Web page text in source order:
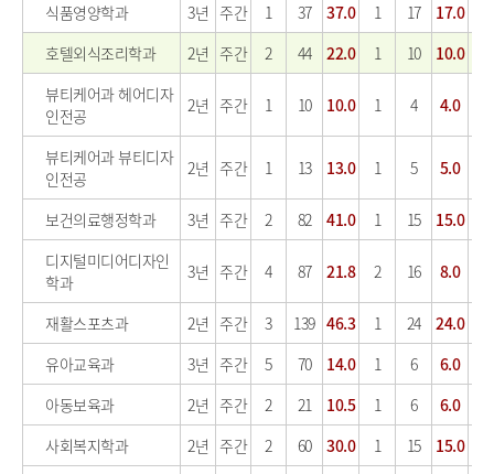
식품영양학과
3년 주간 1 37 37.0 1 17 17.0
호텔외식조리학과
2년 주간 2 44 22.0 1 10 10.0
뷰티케어과 헤어디자
인전공
2년 주간 1 10 10.0 1 4 4.0
뷰티케어과 뷰티디자
인전공
2년 주간 1 13 13.0 1 5 5.0
보건의료행정학과 3년 주간 2 82 41.0 1 15 15.0
디지털미디어디자인
학과
3년 주간 4 87 21.8 2 16 8.0
재활스포츠과 2년 주간 3 139 46.3 1 24 24.0
유아교육과
3년 주간 5 70 14.0 1 6 6.0
아동보육과
2년 주간 2 21 10.5 1 6 6.0
사회복지학과
2년 주간 2 60 30.0 1 15 15.0